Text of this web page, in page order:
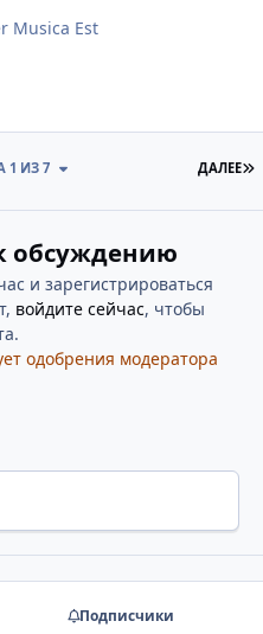
Musica Est
ДАЛЕЕ
1 ИЗ 7
обсуждению
и зарегистрироваться
войдите сейчас, чтобы
одобрения модератора
Подписчики